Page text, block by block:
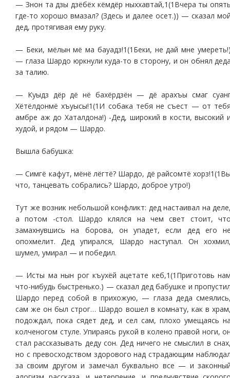
— Знон та дзы дзёбёх кёмдёр ныххавтай,1(1Вчера ты
где-то хорошо вмазал? (Здесь и далее осет.)) — сказал
дед, протягивая ему руку.
— Беки, мёлын мё ма бауадз!1(1Беки, не дай мне
— глаза Шардо юркнули куда-то в сторону, и он обнял
за талию.
— Куыдз дёр дё нё бахёрдзён — дё арахъы смаг
Хётёлдонмё хъуысы!1(1И собака тебя не съест — от
амбре аж до Хаталдона!) -Дед, широкий в кости, высокий
худой, и рядом — Шардо.
Вышла бабушка:
— Симгё кафут, мёнё лёгтё? Шардо, дё райсомтё
что, танцевать собрались? Шардо, доброе утро!)
Тут же возник небольшой конфликт: дед настаивал на
а потом -стол. Шардо клялся на чем свет стоит,
замахнувшись на борова, он упадет, если дед его
опохмелит. Дед упирался, Шардо наступал. Он
шумел, умирал — и победил.
— Исты ма нын рог къухёй ацетате кеб,1(1Приготовь
что-нибудь быстренько.) — сказал дед бабушке и
Шардо перед собой в прихожую, — глаза деда
сам же он был строг… Шардо вошел в комнату, как в
подождал, пока сядет дед, и сел сам, плохо умещаясь
колченогом стуле. Упираясь рукой в колено правой ноги,
стал рассказывать деду сон. Дед ничего не смыслил в
но с превосходством здорового над страдающим
за своим другом и замечал буквально все — и